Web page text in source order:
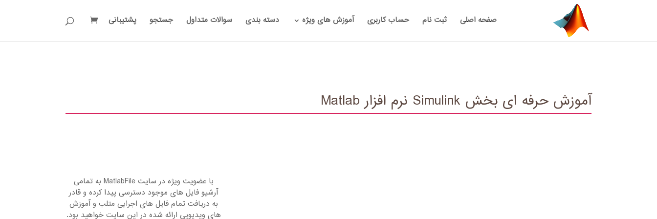
صفحه اصلی ثبت نام حساب کاربری آموزش های ویژه دسته بندی سوالات متداول جستجو پشتیبانی
آموزش حرفه‏ ای بخش Simulink نرم افزار Matlab
با عضویت ویژه در سایت MatlabFile به تمامی
آرشیو فایل های موجود دسترسی پیدا کرده و قادر
به دریافت تمام فایل های اجرایی متلب و آموزش
های ویدیویی ارائه شده در این سایت خواهید بود.